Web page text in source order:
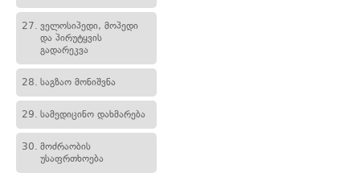
27. ველოსიპედი, მოპედი
და პირუტყვის
გადარეკვა
28. საგზაო მონიშვნა
29. სამედიცინო დახმარება
30. მოძრაობის
უსაფრთხოება